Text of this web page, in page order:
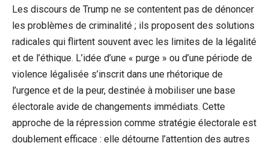
Les discours de Trump ne se contentent pas de dénoncer
les problèmes de criminalité ; ils proposent des solutions
radicales qui flirtent souvent avec les limites de la légalité
et de l’éthique. L’idée d’une « purge » ou d’une période de
violence légalisée s’inscrit dans une rhétorique de
l’urgence et de la peur, destinée à mobiliser une base
électorale avide de changements immédiats. Cette
approche de la répression comme stratégie électorale est
doublement efficace : elle détourne l’attention des autres